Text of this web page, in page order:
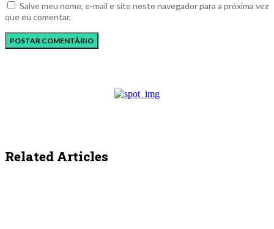
Salve meu nome, e-mail e site neste navegador para a próxima vez
que eu comentar.
Related Articles